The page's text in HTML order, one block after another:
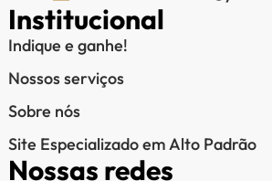
Institucional
Indique e ganhe!
Nossos serviços
Sobre nós
Site Especializado em Alto Padrão
Nossas redes